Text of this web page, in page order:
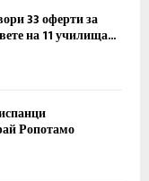
33 оферти за
на 11 училища...
Ропотамо